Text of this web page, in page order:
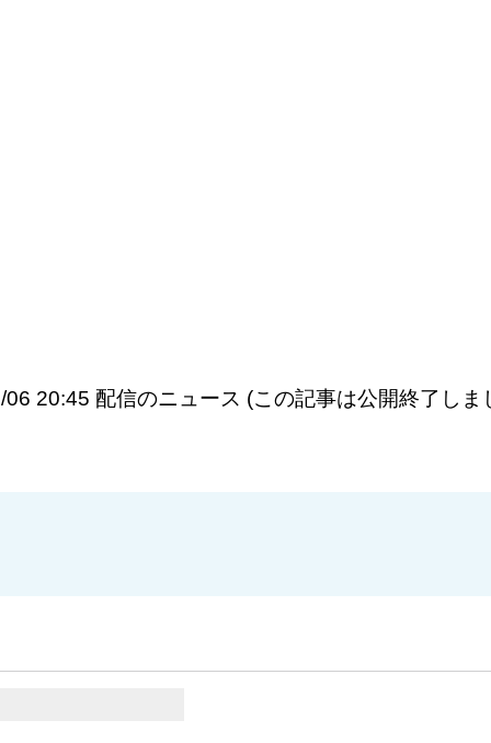
06 20:45 配信のニュース (この記事は公開終了しま